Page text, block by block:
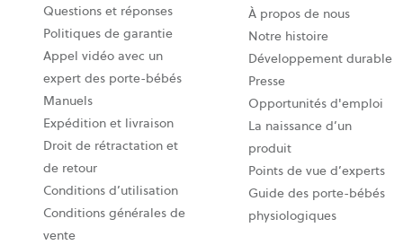
Questions et réponses
Politiques de garantie
Appel vidéo avec un
expert des porte-bébés
Manuels
Expédition et livraison
Droit de rétractation et
de retour
Conditions d’utilisation
Conditions générales de
vente
À propos de nous
Notre histoire
Développement durable
Presse
Opportunités d'emploi
La naissance d’un
produit
Points de vue d’experts
Guide des porte-bébés
physiologiques